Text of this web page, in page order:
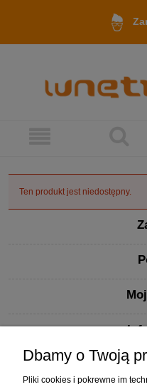
Ten produkt jest niedostępny.
Dbamy o Twoją
Pliki cookies i pokrewne im